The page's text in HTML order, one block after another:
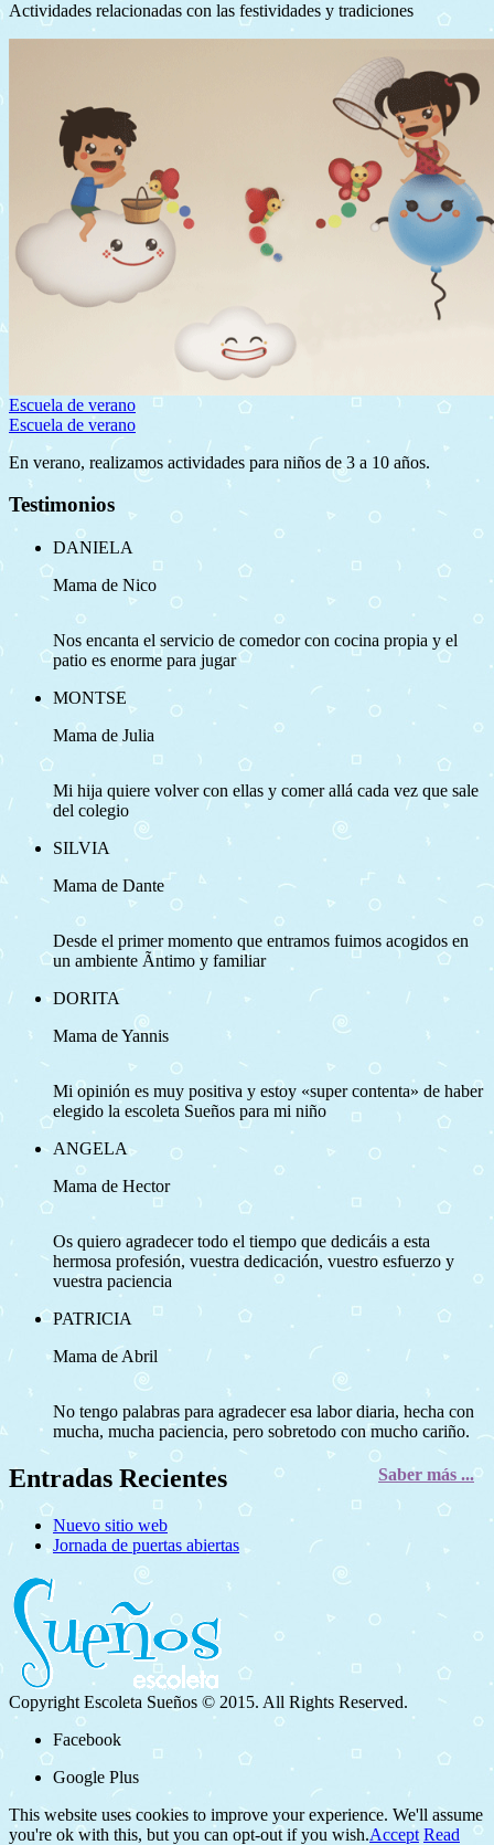
Actividades relacionadas con las festividades y tradiciones
Escuela de verano
Escuela de verano
En verano, realizamos actividades para niños de 3 a 10 años.
Testimonios
DANIELA
Mama de Nico
Nos encanta el servicio de comedor con cocina propia y el
patio es enorme para jugar
MONTSE
Mama de Julia
Mi hija quiere volver con ellas y comer allá cada vez que sale
del colegio
SILVIA
Mama de Dante
Desde el primer momento que entramos fuimos acogidos en
un ambiente Ã­ntimo y familiar
DORITA
Mama de Yannis
Mi opinión es muy positiva y estoy «super contenta» de haber
elegido la escoleta Sueños para mi niño
ANGELA
Mama de Hector
Os quiero agradecer todo el tiempo que dedicáis a esta
hermosa profesión, vuestra dedicación, vuestro esfuerzo y
vuestra paciencia
PATRICIA
Mama de Abril
No tengo palabras para agradecer esa labor diaria, hecha con
mucha, mucha paciencia, pero sobretodo con mucho cariño.
Saber más ...
Entradas Recientes
Nuevo sitio web
Jornada de puertas abiertas
Copyright Escoleta Sueños © 2015. All Rights Reserved.
Facebook
Google Plus
This website uses cookies to improve your experience. We'll assume
you're ok with this, but you can opt-out if you wish.Accept Read